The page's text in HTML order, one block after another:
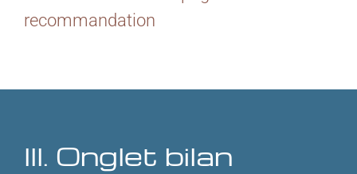
recommandation
III. Onglet bilan